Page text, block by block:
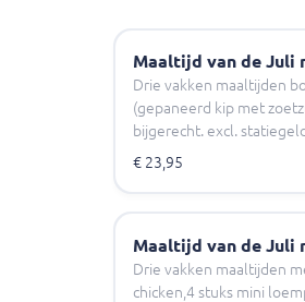
Maaltijd van de Juli
Drie vakken maaltijden
(gepaneerd kip met
bijgerecht. excl.
€ 23,95
Maaltijd van de Juli
Drie vakken maaltijden
chicken,4 stuks mini